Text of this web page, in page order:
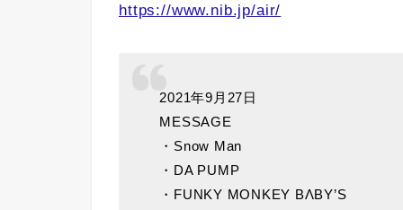
https://www.nib.jp/air/
2021年9月27日
MESSAGE
・Snow Man
・DA PUMP
・FUNKY MONKEY BΛBY’S